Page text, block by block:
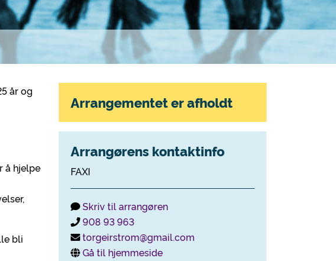
år og
å hjelpe
bli
Arrangementet er afholdt
Arrangørens kontaktinfo
FAXI
Skriv til arrangøren
908 93 963
torgeirstrom@gmail.com
Gå til hjemmeside